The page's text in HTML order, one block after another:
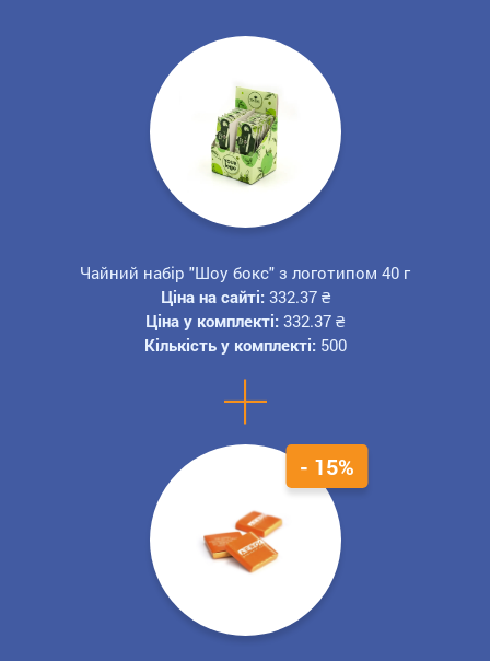
+
Чайний набір "Шоу бокс" з логотипом 40 г
Ціна на сайті: 332.37 ₴
Ціна у комплекті: 332.37 ₴
Кількість у комплекті: 500
- 15%